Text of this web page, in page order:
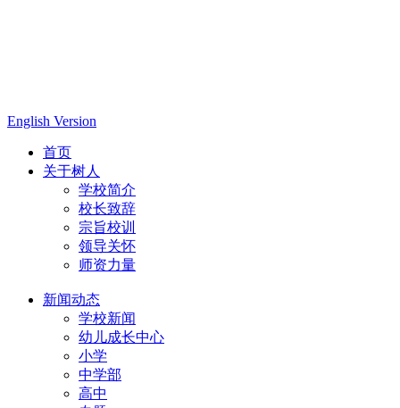
English Version
首页
关于树人
学校简介
校长致辞
宗旨校训
领导关怀
师资力量
新闻动态
学校新闻
幼儿成长中心
小学
中学部
高中